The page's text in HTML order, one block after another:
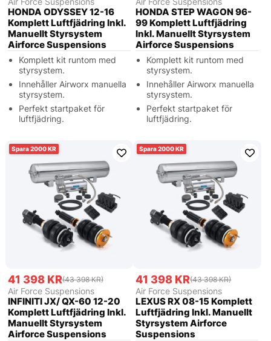
HONDA ODYSSEY 12-16
Komplett Luftfjädring Inkl.
Manuellt Styrsystem
Airforce Suspensions
Komplett kit runtom med
styrsystem.
Innehåller Airworx manuella
styrsystem.
Perfekt startpaket för
luftfjädring.
HONDA STEP WAGON 96-
99 Komplett Luftfjädring
Inkl. Manuellt Styrsystem
Airforce Suspensions
Komplett kit runtom med
styrsystem.
Innehåller Airworx manuella
styrsystem.
Perfekt startpaket för
luftfjädring.
2000
41 398 KR(43 398 KR)
Air Force Suspensions
INFINITI JX/ QX-60 12-20
Komplett Luftfjädring Inkl.
Manuellt Styrsystem
Airforce Suspensions
2000
41 398 KR(43 398 KR)
Air Force Suspensions
LEXUS RX 08-15 Komplett
Luftfjädring Inkl. Manuellt
Styrsystem Airforce
Suspensions